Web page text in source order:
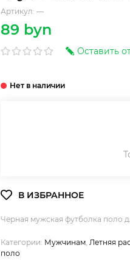
Артикул: —
89 byn
Оставить
Черная мужская футболка поло
Категории: Мужчинам Летняя
поло